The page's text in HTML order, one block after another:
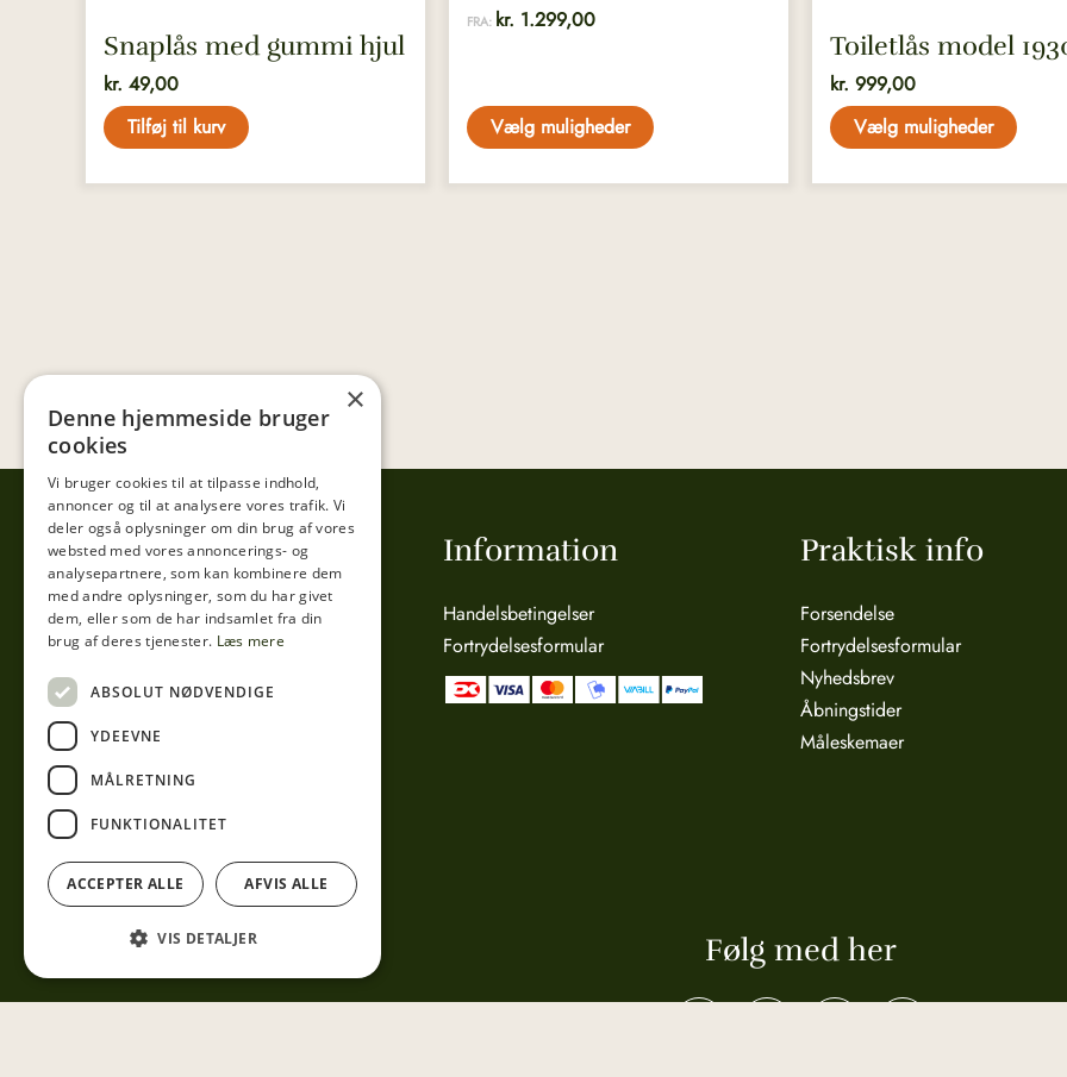
Snaplås med gummi hjul
kr. 49,00
Tilføj til kurv
FRA: kr. 1.299,00
Vælg muligheder
Toiletlås model
kr. 999,00
Vælg muligheder
Tibberup Høkeren
Sct. Anna Gade 4A
3000 Helsingør
Mail:info@tibberuphoekeren.dk
Information
Handelsbetingelser
Fortrydelsesformular
Praktisk info
Forsendelse
Fortrydelsesformular
Nyhedsbrev
Åbningstider
Måleskemaer
Følg med her
×
Denne hjemmeside bruger
cookies
Vi bruger cookies til at tilpasse indhold,
annoncer og til at analysere vores trafik. Vi
deler også oplysninger om din brug af vores
websted med vores annoncerings- og
analysepartnere, som kan kombinere dem
med andre oplysninger, som du har givet
dem, eller som de har indsamlet fra din
brug af deres tjenester. Læs mere
ABSOLUT NØDVENDIGE
YDEEVNE
MÅLRETNING
FUNKTIONALITET
ACCEPTER ALLE AFVIS ALLE
VIS DETALJER